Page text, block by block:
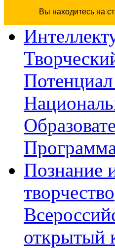
Вы находитесь на
Познание
творчество
открытый